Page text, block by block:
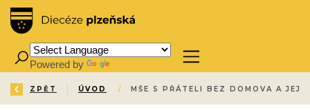
Powered by
ZPĚT ÚVOD / MŠE S PŘÁTELI BEZ DOMOVA A